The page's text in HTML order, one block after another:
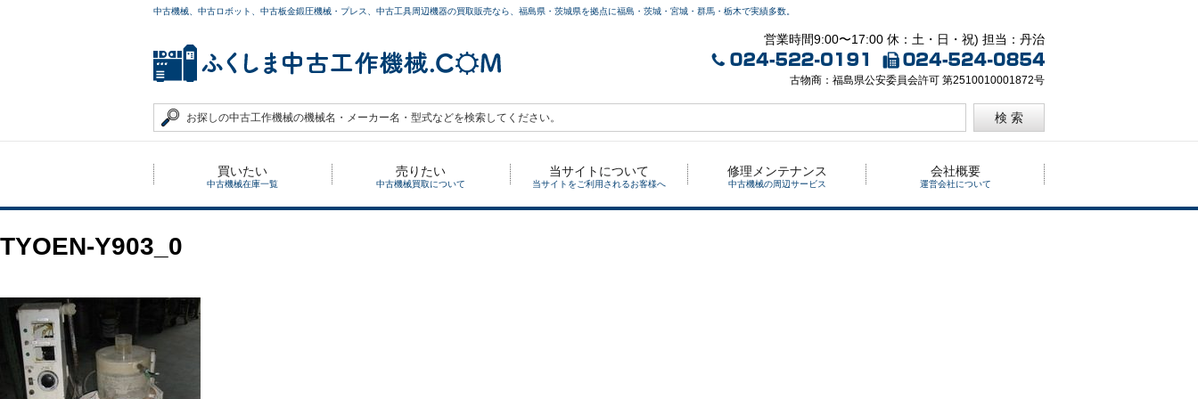
中古機械、中古ロボット、中古板金鍛圧機械・プレス、中古工具周辺機器の買取販売なら、福島県・茨城県を拠点に福島・茨城・宮城・群馬・栃木で実績多数。
営業時間9:00〜17:00 休：土・日・祝) 担当：丹治
古物商：福島県公安委員会許可 第2510010001872号
検 索
買いたい
中古機械在庫一覧
売りたい
中古機械買取について
当サイトについて
当サイトをご利用されるお客様へ
修理メンテナンス
中古機械の周辺サービス
会社概要
運営会社について
TYOEN-Y903_0